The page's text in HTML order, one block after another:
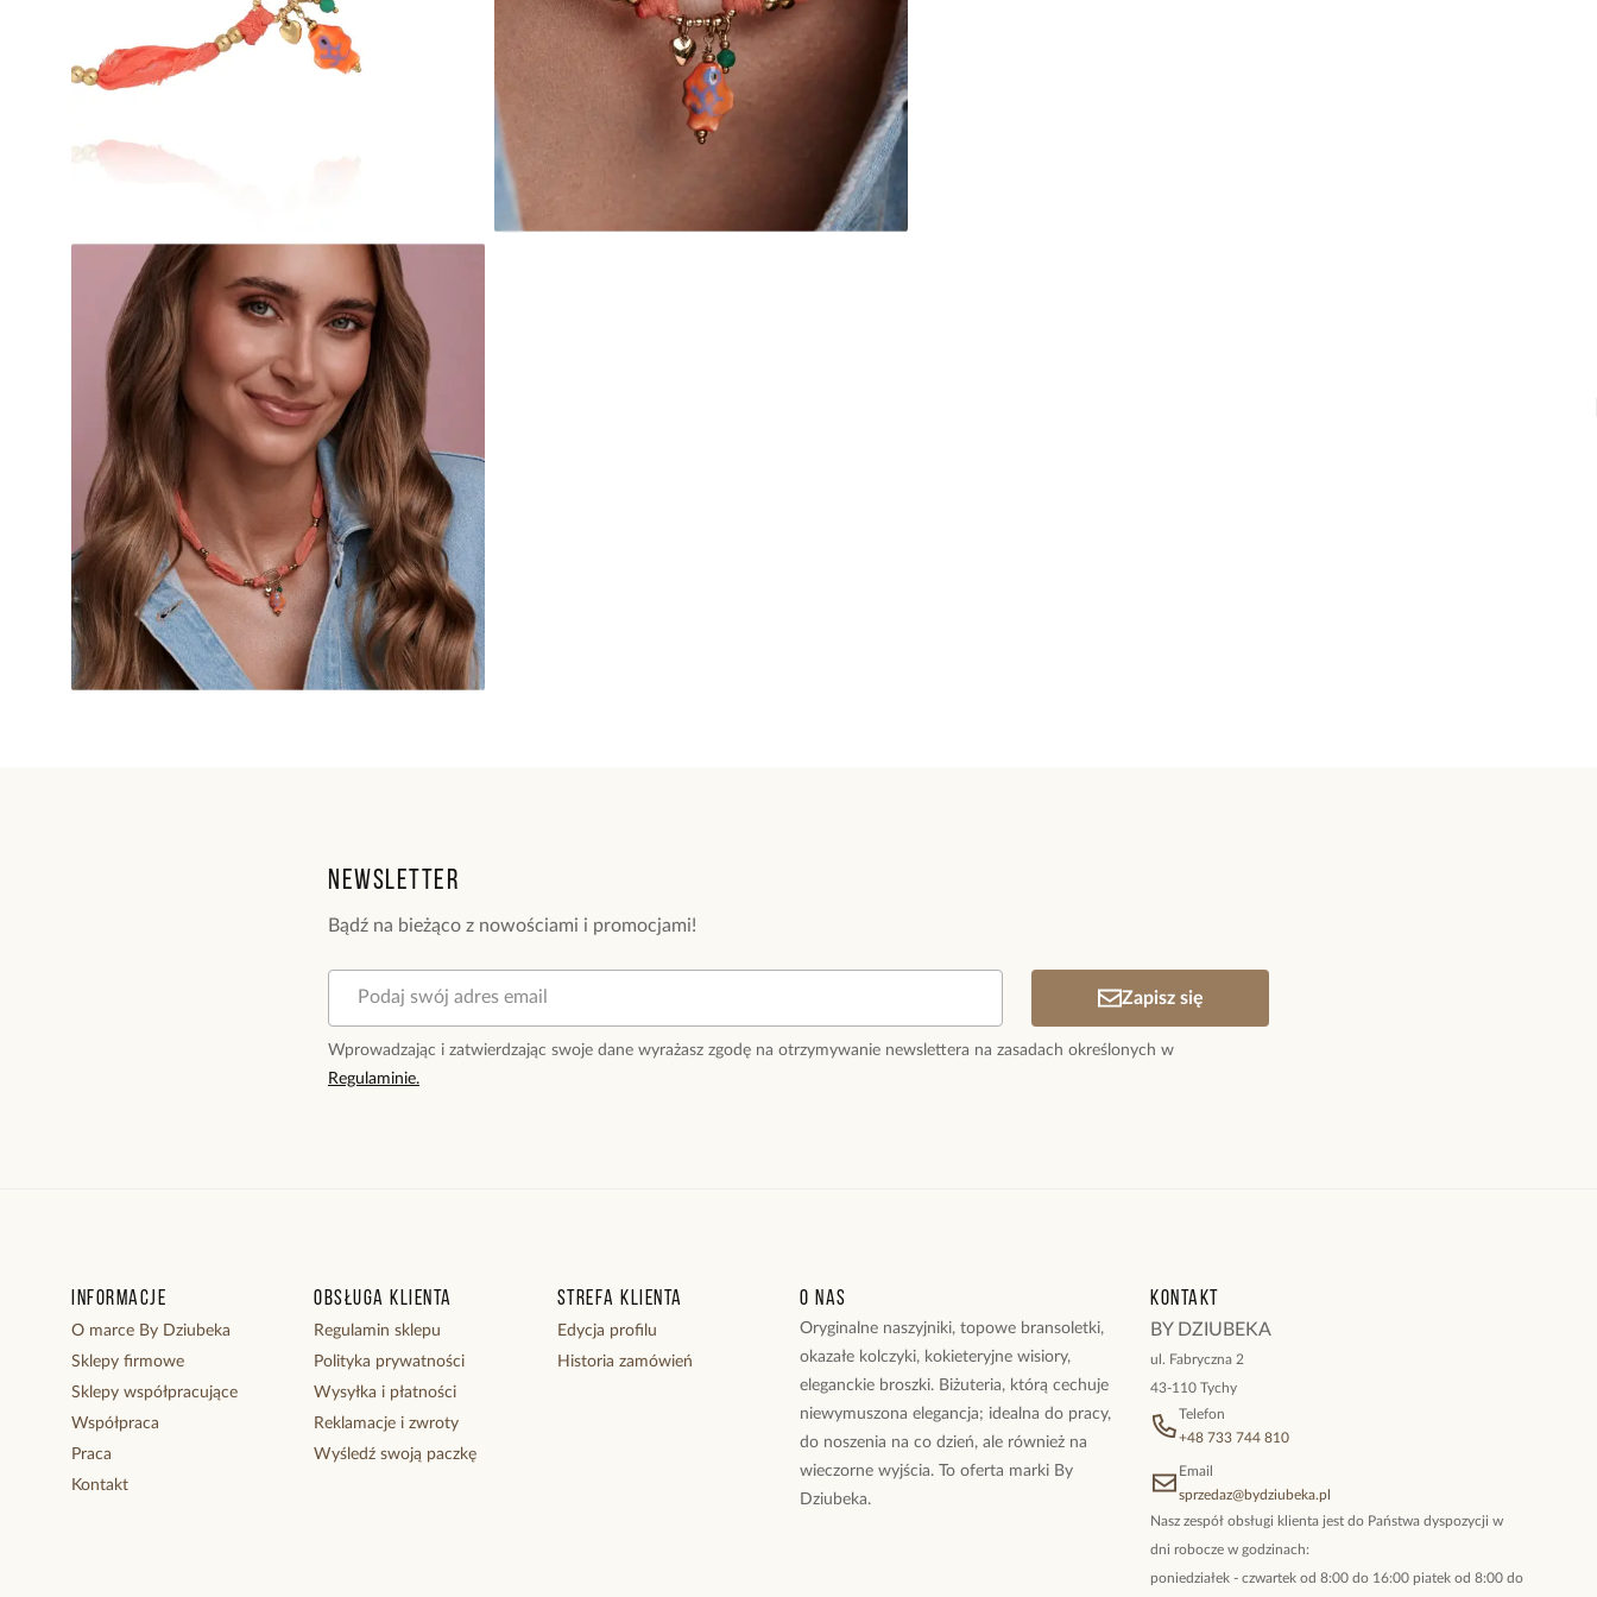
Newsletter
Bądź na bieżąco z nowościami i promocjami!
Zapisz się
Wprowadzając i zatwierdzając swoje dane wyrażasz zgodę na otrzymywanie newslettera na zasadach określonych w
Regulaminie.
Informacje
O marce By Dziubeka
Sklepy firmowe
Sklepy współpracujące
Współpraca
Praca
Kontakt
Obsługa klienta
Regulamin sklepu
Polityka prywatności
Wysyłka i płatności
Reklamacje i zwroty
Wyśledź swoją paczkę
Strefa klienta
Edycja profilu
Historia zamówień
O nas
Oryginalne naszyjniki, topowe bransoletki,
okazałe kolczyki, kokieteryjne wisiory,
eleganckie broszki. Biżuteria, którą cechuje
niewymuszona elegancja; idealna do pracy,
do noszenia na co dzień, ale również na
wieczorne wyjścia. To oferta marki By
Dziubeka.
Kontakt
BY DZIUBEKA
ul. Fabryczna 2
43-110 Tychy
Telefon
+48 733 744 810
Email
sprzedaz@bydziubeka.pl
Nasz zespół obsługi klienta jest do Państwa dyspozycji w
dni robocze w godzinach:
poniedziałek - czwartek od 8:00 do 16:00 piatek od 8:00 do